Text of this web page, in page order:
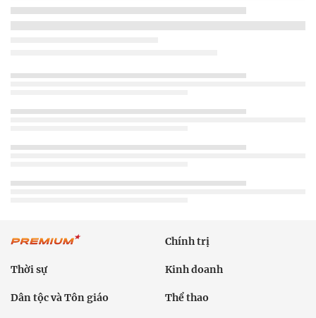
Chính trị
Thời sự Kinh doanh
Dân tộc và Tôn giáo Thể thao